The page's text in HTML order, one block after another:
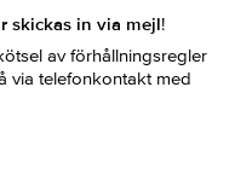
skickas in via mejl!
av förhållningsregler
via telefonkontakt med